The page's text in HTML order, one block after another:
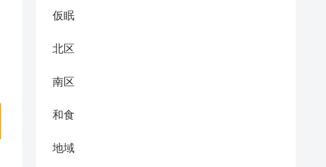
仮眠
北区
南区
和食
地域